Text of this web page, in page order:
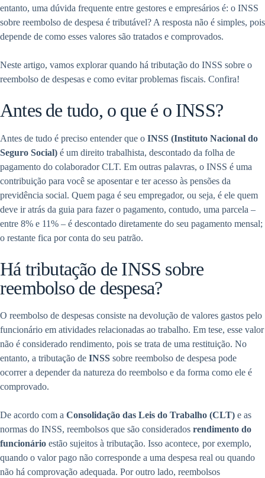
entanto, uma dúvida frequente entre gestores e empresários é: o INSS
sobre reembolso de despesa é tributável? A resposta não é simples, pois
depende de como esses valores são tratados e comprovados.
Neste artigo, vamos explorar quando há tributação do INSS sobre o
reembolso de despesas e como evitar problemas fiscais. Confira!
Antes de tudo, o que é o INSS?
Antes de tudo é preciso entender que o INSS (Instituto Nacional do
Seguro Social) é um direito trabalhista, descontado da folha de
pagamento do colaborador CLT. Em outras palavras, o INSS é uma
contribuição para você se aposentar e ter acesso às pensões da
previdência social. Quem paga é seu empregador, ou seja, é ele quem
deve ir atrás da guia para fazer o pagamento, contudo, uma parcela –
entre 8% e 11% – é descontado diretamente do seu pagamento mensal;
o restante fica por conta do seu patrão.
Há tributação de INSS sobre
reembolso de despesa?
O reembolso de despesas consiste na devolução de valores gastos pelo
funcionário em atividades relacionadas ao trabalho. Em tese, esse valor
não é considerado rendimento, pois se trata de uma restituição. No
entanto, a tributação de INSS sobre reembolso de despesa pode
ocorrer a depender da natureza do reembolso e da forma como ele é
comprovado.
De acordo com a Consolidação das Leis do Trabalho (CLT) e as
normas do INSS, reembolsos que são considerados rendimento do
funcionário estão sujeitos à tributação. Isso acontece, por exemplo,
quando o valor pago não corresponde a uma despesa real ou quando
não há comprovação adequada. Por outro lado, reembolsos